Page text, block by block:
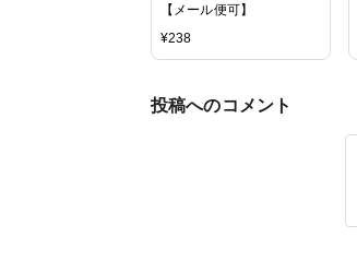
【メール便可】
¥238
投稿へのコメント